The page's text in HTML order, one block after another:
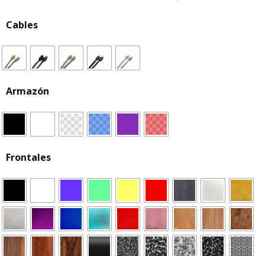
Cables
Armazón
Frontales